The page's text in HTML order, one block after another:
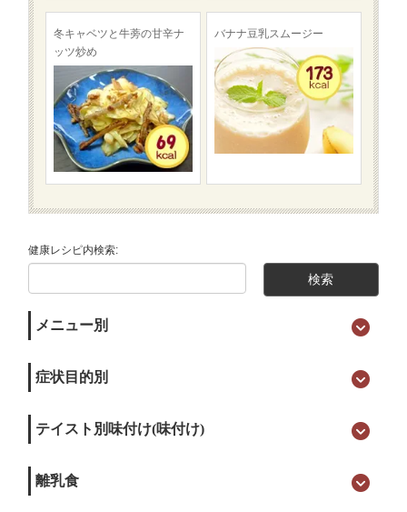
冬キャベツと牛蒡の甘辛ナ
ッツ炒め
バナナ豆乳スムージー
健康レシピ内検索:
メニュー別
症状目的別
テイスト別味付け(味付け)
離乳食